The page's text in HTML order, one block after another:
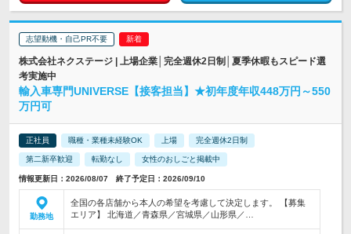
志望動機・自己PR不要
株式会社ネクステージ | 上場企業│完全週休2日制│夏季休暇もスピード選
考実施中
輸入車専門UNIVERSE【接客担当】★初年度年収448万円～550
万円可
正社員 職種・業種未経験OK 上場 完全週休2日制
第二新卒歓迎 転勤なし 女性のおしごと掲載中
情報更新日：2026/08/07 終了予定日：2026/09/10
勤務地
全国の各店舗から本人の希望を考慮して決定します。 【募集
エリア】 北海道／青森県／宮城県／山形県／…